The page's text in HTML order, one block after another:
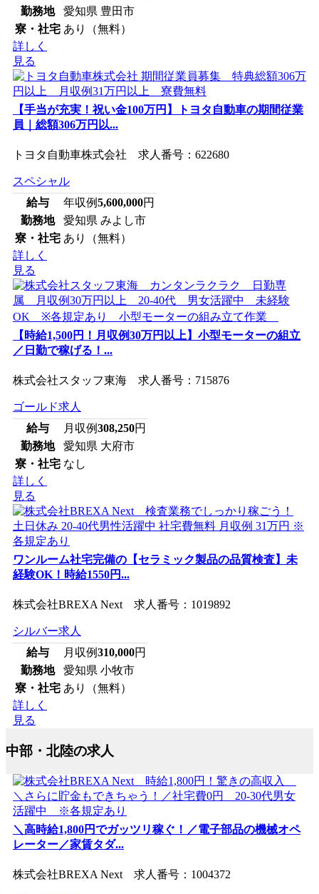
勤務地
愛知県 豊田市
寮・社宅 あり（無料）
詳しく
見る
【手当が充実！祝い金100万円】トヨタ自動車の期間従業
員｜総額306万円以...
トヨタ自動車株式会社 求人番号：622680
スペシャル
給与
年収例5,600,000円
勤務地
愛知県 みよし市
寮・社宅 あり（無料）
詳しく
見る
【時給1,500円！月収例30万円以上】小型モーターの組立
／日勤で稼げる！...
株式会社スタッフ東海 求人番号：715876
ゴールド求人
給与
月収例308,250円
勤務地
愛知県 大府市
寮・社宅 なし
詳しく
見る
ワンルーム社宅完備の【セラミック製品の品質検査】未
経験OK！時給1550円...
株式会社BREXA Next 求人番号：1019892
シルバー求人
給与
月収例310,000円
勤務地
愛知県 小牧市
寮・社宅 あり（無料）
詳しく
見る
中部・北陸の求人
＼高時給1,800円でガッツリ稼ぐ！／電子部品の機械オペ
レーター／家賃タダ...
株式会社BREXA Next 求人番号：1004372